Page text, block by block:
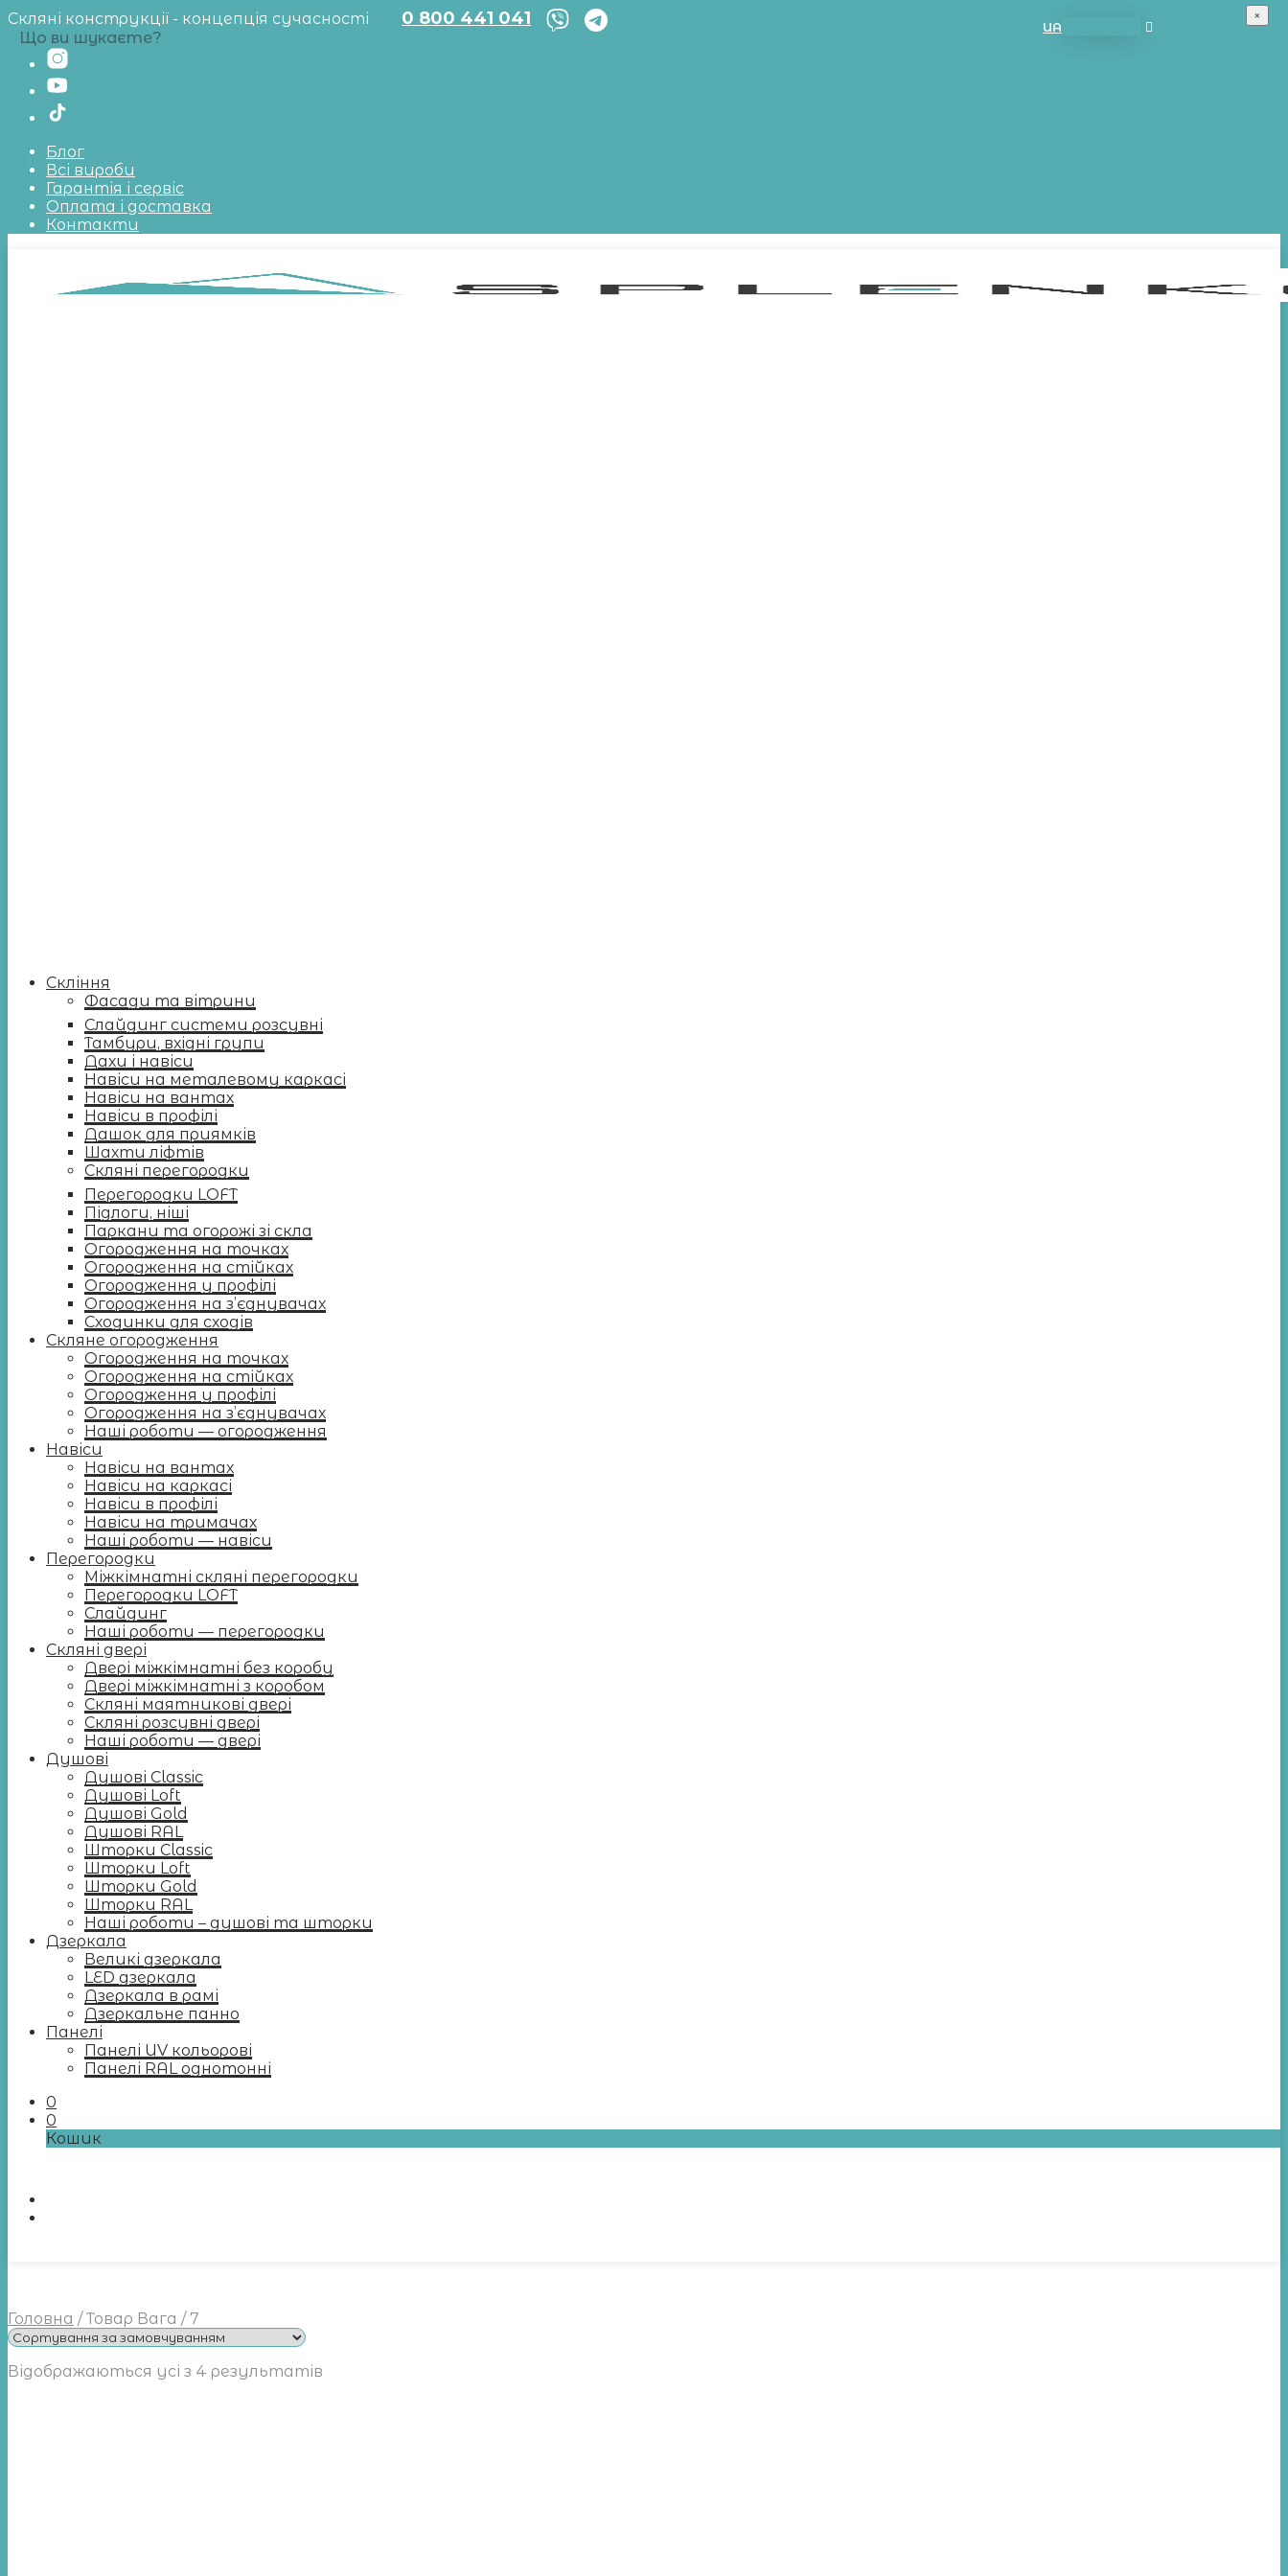
Скляні конструкції - концепція сучасності 0 800 441 041
Блог
Всі вироби
Гарантія і сервіс
Оплата і доставка
Контакти
Скління
Фасади та вітрини
Слайдинг системи розсувні
Тамбури, вхідні групи
Дахи і навіси
Навіси на металевому каркасі
Навіси на вантах
Навіси в профілі
Дашок для приямків
Шахти ліфтів
Скляні перегородки
Перегородки LOFT
Підлоги, ніші
Паркани та огорожі зі скла
Огородження на точках
Огородження на стійках
Огородження у профілі
Огородження на з’єднувачах
Сходинки для сходів
Скляне огородження
Огородження на точках
Огородження на стійках
Огородження у профілі
Огородження на з’єднувачах
Наші роботи — огородження
Навіси
Навіси на вантах
Навіси на каркасі
Навіси в профілі
Навіси на тримачах
Наші роботи — навіси
Перегородки
Міжкімнатні скляні перегородки
Перегородки LOFT
Слайдинг
Наші роботи — перегородки
Скляні двері
Двері міжкімнатні без коробу
Двері міжкімнатні з коробом
Скляні маятникові двері
Скляні розсувні двері
Наші роботи — двері
Душові
Душові Classic
Душові Loft
Душові Gold
Душові RAL
Шторки Classic
Шторки Loft
Шторки Gold
Шторки RAL
Наші роботи – душові та шторки
Дзеркала
Великі дзеркала
LED дзеркала
Дзеркала в рамі
Дзеркальне панно
Панелі
Панелі UV кольорові
Панелі RAL однотонні
0
0
Кошик
Головна /Товар Вага /7
Відображаються усі з 4 результатів
×
Що ви шукаєте?
UA